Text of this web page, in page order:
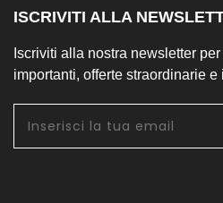
ISCRIVITI ALLA
Iscriviti alla nostra newsletter
importanti, offerte straordinarie